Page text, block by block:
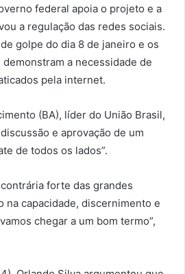
federal apoia o projeto e a
a regulação das redes sociais.
golpe do dia 8 de janeiro e os
a necessidade de
pela internet.
(BA), líder do União Brasil,
e aprovação de um
de todos os lados”.
forte das grandes
na capacidade, discernimento e
chegar a um bom termo”,